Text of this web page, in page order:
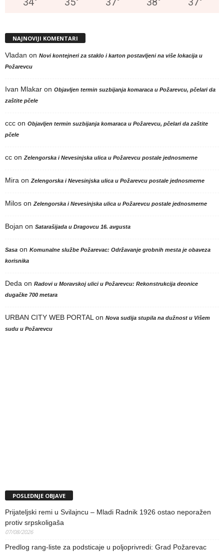
NAJNOVIJI KOMENTARI
Vladan on Novi kontejneri za staklo i karton postavljeni na više lokacija u
Požarevcu
Ivan Mlakar on Objavljen termin suzbijanja komaraca u Požarevcu, pčelari da
zaštite pčele
ccc on Objavljen termin suzbijanja komaraca u Požarevcu, pčelari da zaštite
pčele
cc onZelengorska i Nevesinjska ulica u Požarevcu postale jednosmerne
Mira onZelengorska i Nevesinjska ulica u Požarevcu postale jednosmerne
Milos onZelengorska i Nevesinjska ulica u Požarevcu postale jednosmerne
Bojan on Satarašijada u Dragovcu 16. avgusta
Sasa on Komunalne službe Požarevac: Održavanje grobnih mesta je obaveza
korisnika
Deda on Radovi u Moravskoj ulici u Požarevcu: Rekonstrukcija deonice
dugačke 700 metara
URBAN CITY WEB PORTALon Nova sudija stupila na dužnost u Višem
sudu u Požarevcu
POSLEDNJE OBJAVE
Prijateljski remi u Svilajncu – Mladi Radnik 1926 ostao neporažen
protiv srpskoligaša
07/08/2026
Predlog rang-liste za podsticaje u poljoprivredi: Grad Požarevac